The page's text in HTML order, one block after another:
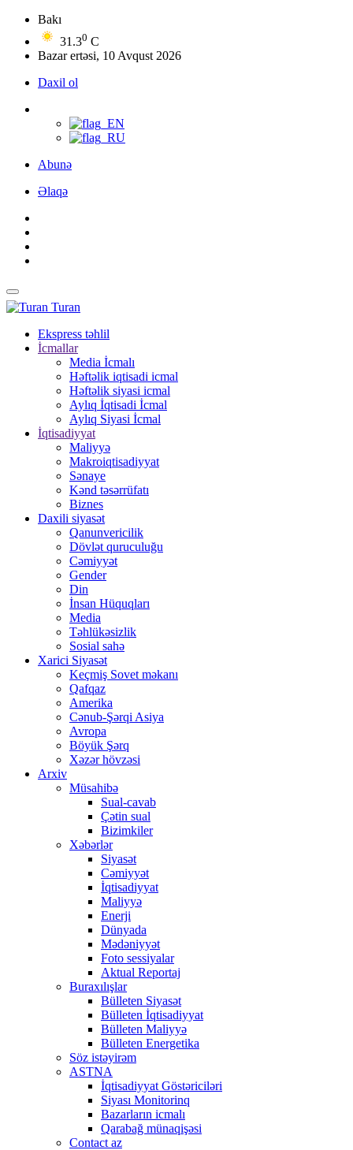
Bakı
31.30 C
Bazar ertəsi, 10 Avqust 2026
Daxil ol
Abunə
Əlaqə
Turan
Ekspress təhlil
İcmallar
Media İcmalı
Həftəlik iqtisadi icmal
Həftəlik siyasi icmal
Aylıq İqtisadi İcmal
Aylıq Siyasi İcmal
İqtisadiyyat
Maliyyə
Makroiqtisadiyyat
Sənaye
Kənd təsərrüfatı
Biznes
Daxili siyasət
Qanunvericilik
Dövlət quruculuğu
Cəmiyyət
Gender
Din
İnsan Hüquqları
Media
Təhlükəsizlik
Sosial sahə
Xarici Siyasət
Keçmiş Sovet məkanı
Qafqaz
Amerika
Cənub-Şərqi Asiya
Avropa
Böyük Şərq
Xəzər hövzəsi
Arxiv
Müsahibə
Sual-cavab
Çətin sual
Bizimkiler
Xəbərlər
Siyasət
Cəmiyyət
İqtisadiyyat
Maliyyə
Enerji
Dünyada
Mədəniyyət
Foto sessiyalar
Aktual Reportaj
Buraxılışlar
Bülleten Siyasət
Bülleten İqtisadiyyat
Bülleten Maliyyə
Bülleten Energetika
Söz istəyirəm
ASTNA
İqtisadiyyat Göstəriciləri
Siyası Monitorinq
Bazarların icmalı
Qarabağ münaqişəsi
Contact az